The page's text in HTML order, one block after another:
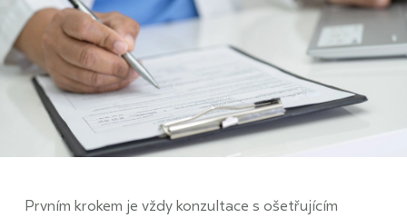
Prvním krokem je vždy konzultace s ošetřujícím